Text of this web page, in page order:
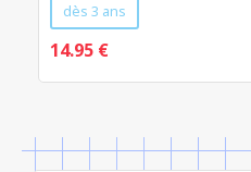
dès 3 ans
14.95 €